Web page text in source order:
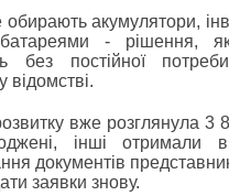
акумулятори,
- рішення,
без постійної
відомстві.
вже розглянула 3
інші отримали
документів
заявки знову.